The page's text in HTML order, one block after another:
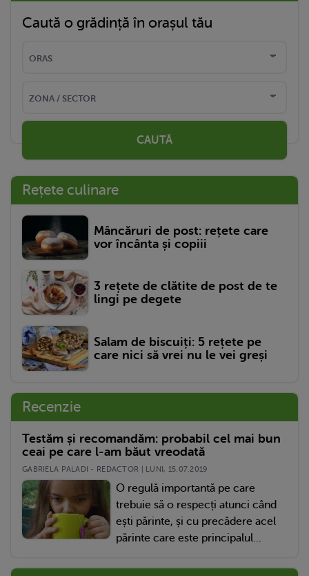
Caută o grădință în orașul tău
CAUTĂ
Rețete culinare
Mâncăruri de post: rețete care
vor încânta și copiii
3 rețete de clătite de post de te
lingi pe degete
Salam de biscuiți: 5 rețete pe
care nici să vrei nu le vei greși
Recenzie
Testăm și recomandăm: probabil cel mai bun
ceai pe care l-am băut vreodată
GABRIELA PALADI - REDACTOR | LUNI, 15.07.2019
O regulă importantă pe care
trebuie să o respecți atunci când
ești părinte, și cu precădere acel
părinte care este principalul...